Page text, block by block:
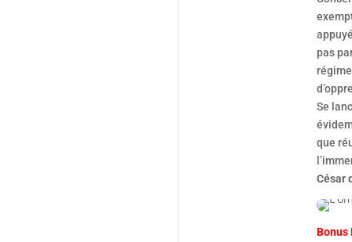
pas
Se
que
César
Bonus